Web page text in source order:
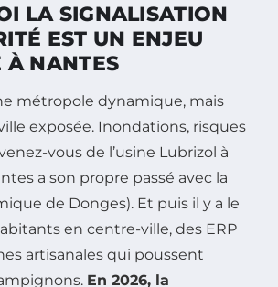
LA SIGNALISATION
EST UN ENJEU
À NANTES
métropole dynamique, mais
exposée. Inondations, risques
vous de l’usine Lubrizol à
a son propre passé avec la
de Donges). Et puis il y a le
en centre-ville, des ERP
artisanales qui poussent
En 2026, la